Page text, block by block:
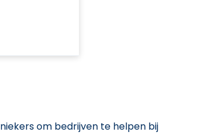
om bedrijven te helpen bij